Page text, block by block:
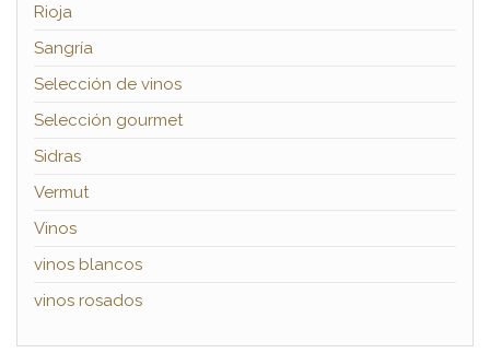
Rioja
Sangría
Selección de vinos
Selección gourmet
Sidras
Vermut
Vinos
vinos blancos
vinos rosados